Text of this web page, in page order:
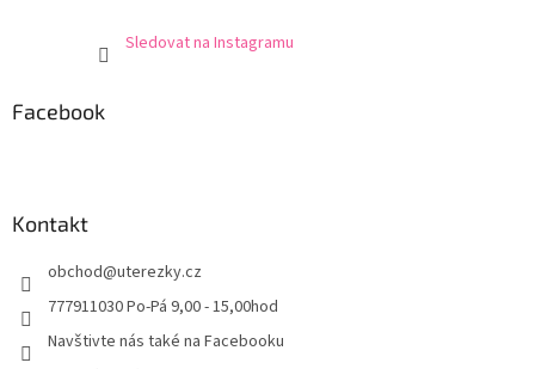
Sledovat na Instagramu
Facebook
Kontakt
obchod@uterezky.cz
777911030 Po-Pá 9,00 - 15,00hod
Navštivte nás také na Facebooku